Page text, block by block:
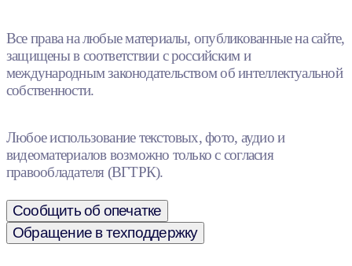
Все права на любые материалы, опубликованные на сайте,
защищены в соответствии с российским и
международным законодательством об интеллектуальной
собственности.
Любое использование текстовых, фото, аудио и
видеоматериалов возможно только с согласия
правообладателя (ВГТРК).
Сообщить об опечатке
Обращение в техподдержку